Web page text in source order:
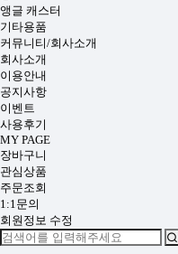
앵글 캐스터
기타용품
커뮤니티/회사소개
회사소개
이용안내
공지사항
이벤트
사용후기
MY PAGE
장바구니
관심상품
주문조회
1:1문의
회원정보 수정